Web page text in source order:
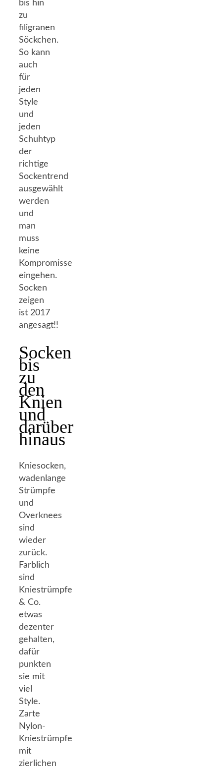
bis hin
zu
filigranen
Söckchen.
So kann
auch
für
jeden
Style
und
jeden
Schuhtyp
der
richtige
Sockentrend
ausgewählt
werden
und
man
muss
keine
Kompromisse
eingehen.
Socken
zeigen
ist 2017
angesagt!!
Socken
bis
zu
den
Knien
und
darüber
hinaus
Kniesocken,
wadenlange
Strümpfe
und
Overknees
sind
wieder
zurück.
Farblich
sind
Kniestrümpfe
& Co.
etwas
dezenter
gehalten,
dafür
punkten
sie mit
viel
Style.
Zarte
Nylon-
Kniestrümpfe
mit
zierlichen